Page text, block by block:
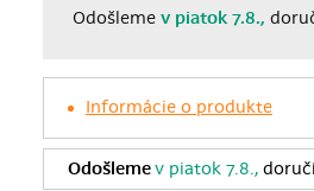
Odošleme v piatok 7.8.,
Informácie o produkte
Odošlemev piatok 7.8.,